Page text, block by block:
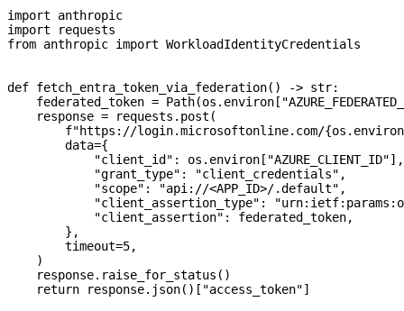
import anthropic
import requests
from anthropic import WorkloadIdentityCredentials
def fetch_entra_token_via_federation() -> str:
    federated_token
= Path(os.environ[
    response
= requests.post(
        f
"https://login.microsoftonline.com/{
        data
={
            "client_id"
: os.environ[ "AZURE_CLIENT_ID"],
            "grant_type"
: "client_credentials" ,
            "scope"
: "api://<APP_ID>/.default" ,
            "client_assertion_type"
:
            "client_assertion"
: federated_token,
        },
        timeout
=5,
    )
    response.raise_for_status()
    return
response.json()[ "access_token"]